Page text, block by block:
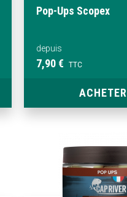
Pop-Ups Scopex
depuis
7,90 € TTC
ACHETER